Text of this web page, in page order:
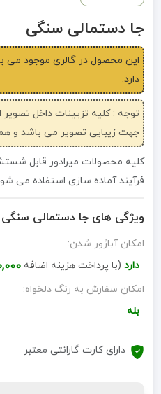
جا دستمالی سنگی
این محصول در گالری موجود می
دارد.
توجه : کلیه تزیینات داخل
جهت زیبایی تصویر می باشد و
کلیه محصولات میرادور قابل
فرآیند آماده سازی استفاده می
ویژگی های جا دستمالی سنگی
امکان آباژور شدن:
دارد (با پرداخت هزینه اضافه
امکان سفارش به رنگ دلخواه:
بله
دارای کارت گارانتی معتبر